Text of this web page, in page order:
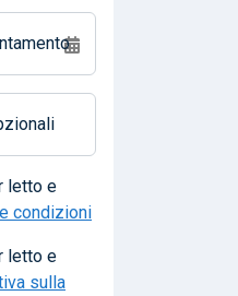
letto e
condizioni
letto e
sulla